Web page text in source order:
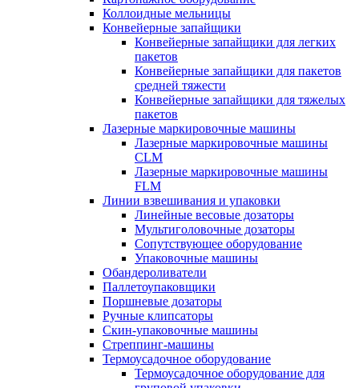
Коллоидные мельницы
Конвейерные запайщики
Конвейерные запайщики для легких
пакетов
Конвейерные запайщики для пакетов
средней тяжести
Конвейерные запайщики для тяжелых
пакетов
Лазерные маркировочные машины
Лазерные маркировочные машины
CLM
Лазерные маркировочные машины
FLM
Линии взвешивания и упаковки
Линейные весовые дозаторы
Мультиголовочные дозаторы
Сопутствующее оборудование
Упаковочные машины
Обандероливатели
Паллетоупаковщики
Поршневые дозаторы
Ручные клипсаторы
Скин-упаковочные машины
Стреппинг-машины
Термоусадочное оборудование
Термоусадочное оборудование для